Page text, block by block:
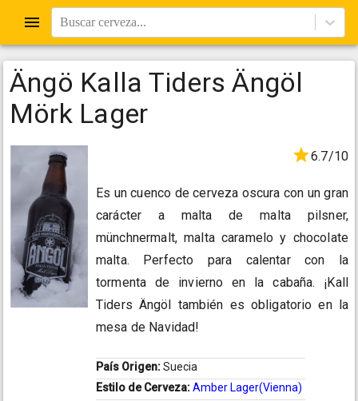
Buscar cerveza...
Ängö Kalla Tiders Ängöl
Mörk Lager
6.7/10
Es un cuenco de cerveza oscura con un gran
carácter a malta de malta pilsner,
münchnermalt, malta caramelo y chocolate
malta. Perfecto para calentar con la
tormenta de invierno en la cabaña. ¡Kall
Tiders Ängöl también es obligatorio en la
mesa de Navidad!
País Origen:Suecia
Estilo de Cerveza:Amber Lager(Vienna)